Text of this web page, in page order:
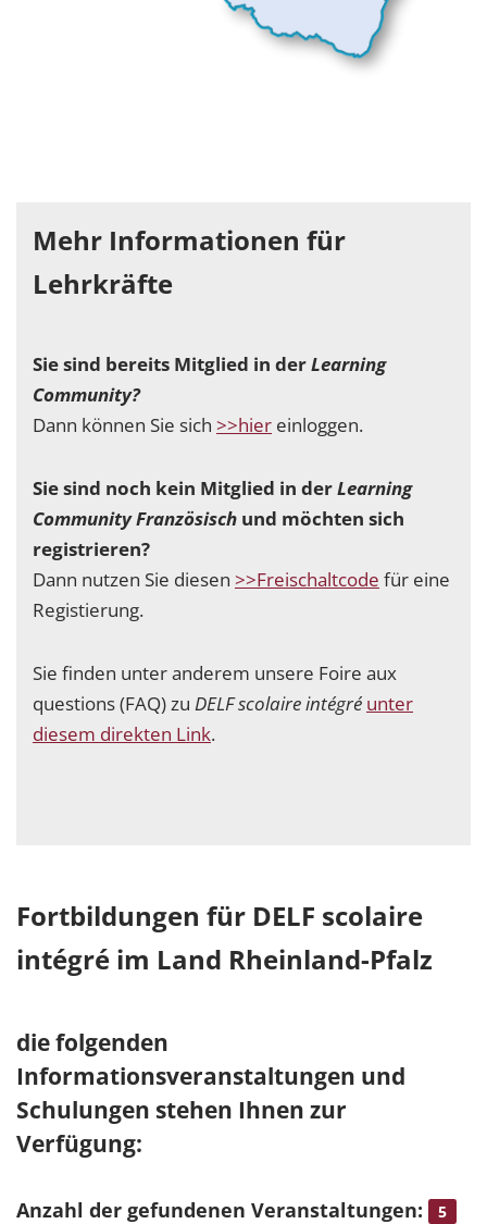
Mehr Informationen für
Lehrkräfte
Sie sind bereits Mitglied in derLearning
Community?
Dann können Sie sich >>hier einloggen.
Sie sind noch kein Mitglied in derLearning
Community Französisch und möchten sich
registrieren?
Dann nutzen Sie diesen >>Freischaltcode für eine
Registierung.
Sie finden unter anderem unsere Foire aux
questions (FAQ) zu DELF scolaire intégré unter
diesem direkten Link.
Fortbildungen für DELF scolaire
intégré im Land Rheinland-Pfalz
die folgenden
Informationsveranstaltungen und
Schulungen stehen Ihnen zur
Verfügung:
Anzahl der gefundenen Veranstaltungen: 5